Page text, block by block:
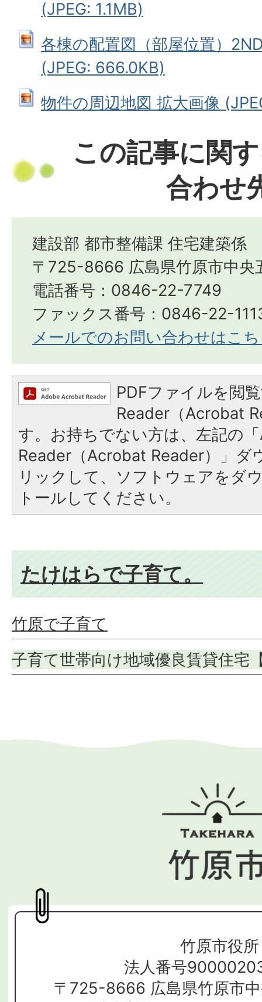
(JPEG: 1.1MB)
各棟の配置図（部屋位置）
(JPEG: 666.0KB)
物件の周辺地図 拡大画像
この記事に関
合わせ
建設部 都市整備課 住宅建築係
〒725-8666 広島県竹原市中央
電話番号：0846-22-7749
ファックス番号：0846-22-
メールでのお問い合わせはこ
PDFファイルを閲
Reader（Acrobat
す。お持ちでない方は、左記の
Reader（Acrobat Reader）」ダ
リックして、ソフトウェアをダ
トールしてください。
たけはらで子育て。
竹原で子育て
子育て世帯向け地域優良賃貸住宅
竹原市役所
法人番号
〒725-8666 広島県竹原市